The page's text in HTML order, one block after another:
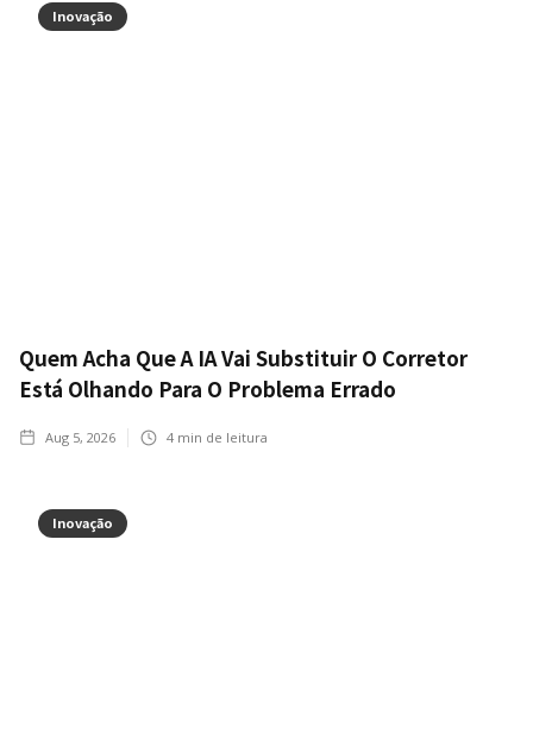
Inovação
Quem Acha Que A IA Vai Substituir O Corretor
Está Olhando Para O Problema Errado
Aug 5, 2026 4 min de leitura
Inovação